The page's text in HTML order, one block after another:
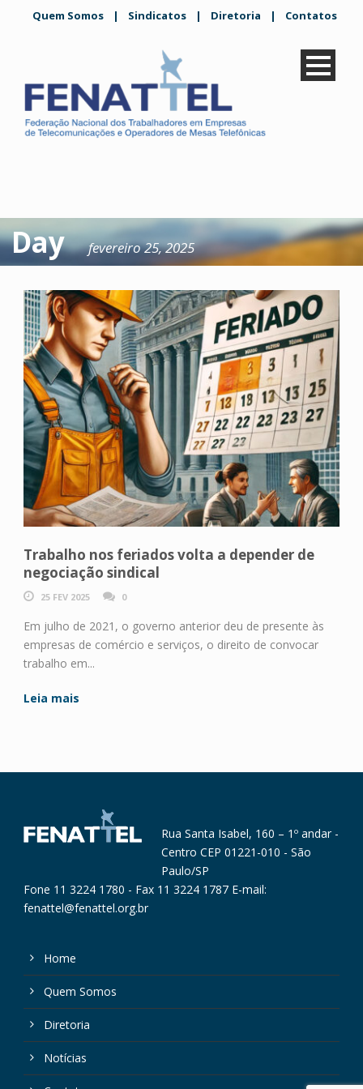
Quem Somos | Sindicatos | Diretoria | Contatos
Day fevereiro 25, 2025
Trabalho nos feriados volta a depender de
negociação sindical
25 FEV 2025 0
Em julho de 2021, o governo anterior deu de presente às
empresas de comércio e serviços, o direito de convocar
trabalho em...
Leia mais
Rua Santa Isabel, 160 – 1º andar -
Centro CEP 01221-010 - São
Paulo/SP
Fone 11 3224 1780 - Fax 11 3224 1787 E-mail:
fenattel@fenattel.org.br
Home
Quem Somos
Diretoria
Notícias